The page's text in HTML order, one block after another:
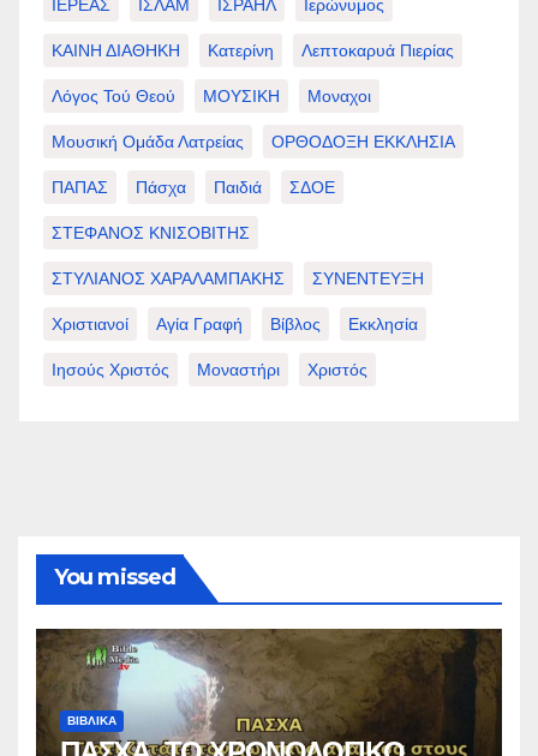
ΙΕΡΕΑΣ ΙΣΛΑΜ ΙΣΡΑΗΛ Ιερώνυμος
ΚΑΙΝΗ ΔΙΑΘΗΚΗ Κατερίνη Λεπτοκαρυά Πιερίας
Λόγος Τού Θεού ΜΟΥΣΙΚΗ Μοναχοι
Μουσική Ομάδα Λατρείας ΟΡΘΟΔΟΞΗ ΕΚΚΛΗΣΙΑ
ΠΑΠΑΣ Πάσχα Παιδιά ΣΔΟΕ
ΣΤΕΦΑΝΟΣ ΚΝΙΣΟΒΙΤΗΣ
ΣΤΥΛΙΑΝΟΣ ΧΑΡΑΛΑΜΠΑΚΗΣ ΣΥΝΕΝΤΕΥΞΗ
Χριστιανοί Αγία Γραφή Βίβλος Εκκλησία
Ιησούς Χριστός Μοναστήρι Χριστός
You missed
ΒΙΒΛΙΚΑ